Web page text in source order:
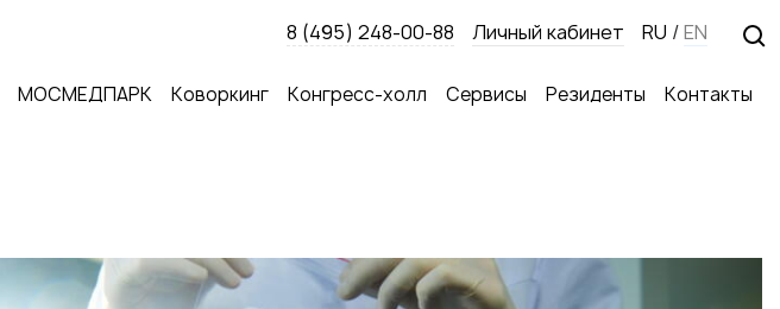
8 (495) 248-00-88 Личный кабинет RU /EN
МОСМЕДПАРК Коворкинг Конгресс-холл Сервисы Резиденты Контакты